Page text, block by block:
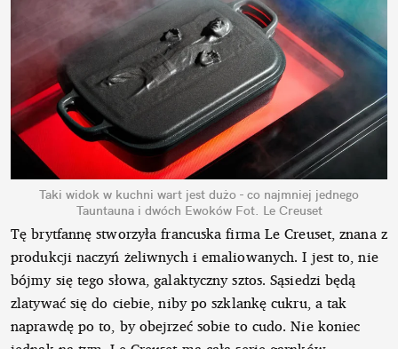
Taki widok w kuchni wart jest dużo - co najmniej jednego
Tauntauna i dwóch Ewoków Fot. Le Creuset
Tę brytfannę stworzyła francuska firma Le Creuset, znana z
produkcji naczyń żeliwnych i emaliowanych. I jest to, nie
bójmy się tego słowa, galaktyczny sztos. Sąsiedzi będą
zlatywać się do ciebie, niby po szklankę cukru, a tak
naprawdę po to, by obejrzeć sobie to cudo. Nie koniec